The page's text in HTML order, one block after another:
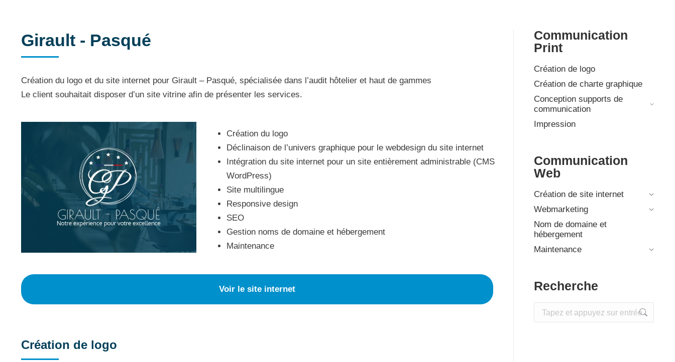
Girault - Pasqué
Création du logo et du site internet pour Girault – Pasqué, spécialisée dans l’audit hôtelier et haut de gammes
Le client souhaitait disposer d’un site vitrine afin de présenter les services.
Création du logo
Déclinaison de l’univers graphique pour le webdesign du site internet
Intégration du site internet pour un site entièrement administrable (CMS
WordPress)
Site multilingue
Responsive design
SEO
Gestion noms de domaine et hébergement
Maintenance
Voir le site internet
Création de logo
Communication
Print
Création de logo
Création de charte graphique
Conception supports de
communication
Impression
Communication
Web
Création de site internet
Webmarketing
Nom de domaine et
hébergement
Maintenance
Recherche
Recherche